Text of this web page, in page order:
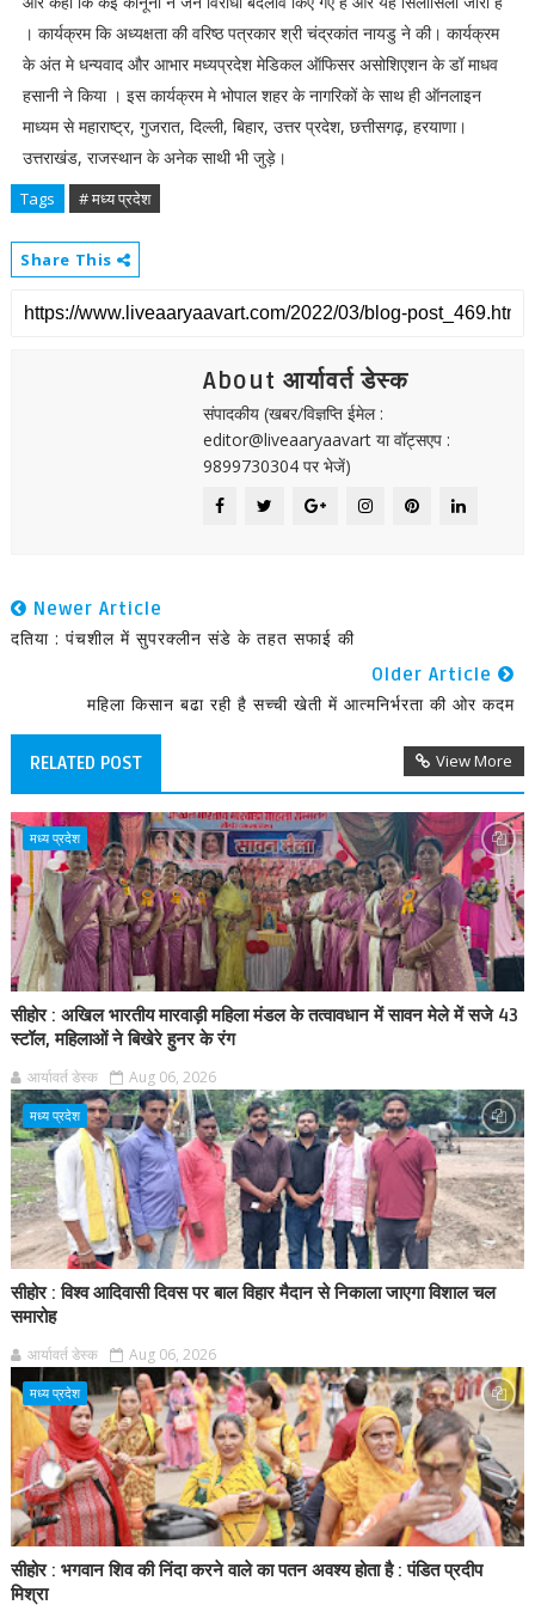
। कार्यक्रम कि अध्यक्षता की वरिष्ठ पत्रकार श्री चंद्रकांत नायडु ने की। कार्यक्रम
के अंत मे धन्यवाद और आभार मध्यप्रदेश मेडिकल ऑफिसर असोशिएशन के डॉ माधव
हसानी ने किया । इस कार्यक्रम मे भोपाल शहर के नागरिकों के साथ ही ऑनलाइन
माध्यम से महाराष्ट्र, गुजरात, दिल्ली, बिहार, उत्तर प्रदेश, छत्तीसगढ़, हरयाणा।
उत्तराखंड, राजस्थान के अनेक साथी भी जुड़े।
Tags # मध्य प्रदेश
Share This
About आर्यावर्त डेस्क
संपादकीय (खबर/विज्ञप्ति ईमेल :
editor@liveaaryaavart या वॉट्सएप :
9899730304 पर भेजें)
Newer Article
दतिया : पंचशील में सुपरक्लीन संडे के तहत सफाई की
Older Article
महिला किसान बढा रही है सच्ची खेती में आत्मनिर्भरता की ओर कदम
RELATED POST View More
मध्य प्रदेश
सीहोर : अखिल भारतीय मारवाड़ी महिला मंडल के तत्वावधान में सावन मेले में सजे 43
स्टॉल, महिलाओं ने बिखेरे हुनर के रंग
आर्यावर्त डेस्क Aug 06, 2026
मध्य प्रदेश
सीहोर : विश्व आदिवासी दिवस पर बाल विहार मैदान से निकाला जाएगा विशाल चल
समारोह
आर्यावर्त डेस्क Aug 06, 2026
मध्य प्रदेश
सीहोर : भगवान शिव की निंदा करने वाले का पतन अवश्य होता है : पंडित प्रदीप
मिश्रा